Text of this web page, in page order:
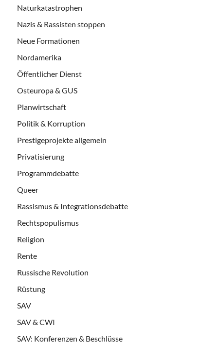
Naturkatastrophen
Nazis & Rassisten stoppen
Neue Formationen
Nordamerika
Öffentlicher Dienst
Osteuropa & GUS
Planwirtschaft
Politik & Korruption
Prestigeprojekte allgemein
Privatisierung
Programmdebatte
Queer
Rassismus & Integrationsdebatte
Rechtspopulismus
Religion
Rente
Russische Revolution
Rüstung
SAV
SAV & CWI
SAV: Konferenzen & Beschlüsse